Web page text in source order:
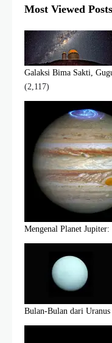
Most Viewed Posts
Galaksi Bima Sakti,
(2,117)
Mengenal Planet
Bulan-Bulan dari